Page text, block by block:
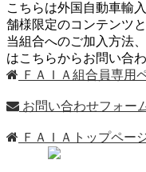
こちらは外国自動車輸
舗様限定のコンテンツと
当組合へのご加入方法
はこちらからお問い
ＦＡＩＡ組合員専用
お問い合わせフォー
ＦＡＩＡトップペー